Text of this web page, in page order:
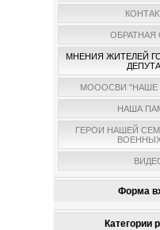
ОБРАТНАЯ
МНЕНИЯ ЖИТЕЛЕЙ
МОООСВИ "НАШЕ
НАША
ГЕРОИ НАШЕЙ
Форма
Категории